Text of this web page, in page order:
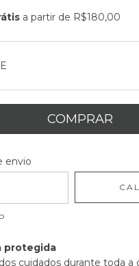
a partir de R$180,00
CEP:
envio
protegida
cuidados durante toda a